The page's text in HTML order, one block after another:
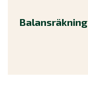
Balansräkning